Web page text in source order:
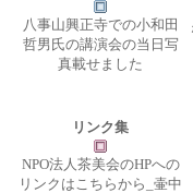
八事山興正寺での小和田
哲男氏の講演会の当日写
真載せました
リンク集
NPO法人茶美会のHPへの
リンクはこちらから_壷中